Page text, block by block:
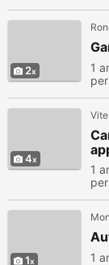
2 1
4
1
1 1